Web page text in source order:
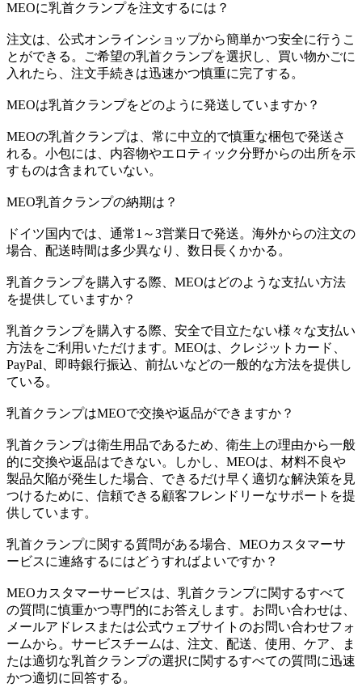
MEOに乳首クランプを注文するには？
注文は、公式オンラインショップから簡単かつ安全に行うこ
とができる。ご希望の乳首クランプを選択し、買い物かごに
入れたら、注文手続きは迅速かつ慎重に完了する。
MEOは乳首クランプをどのように発送していますか？
MEOの乳首クランプは、常に中立的で慎重な梱包で発送さ
れる。小包には、内容物やエロティック分野からの出所を示
すものは含まれていない。
MEO乳首クランプの納期は？
ドイツ国内では、通常1～3営業日で発送。海外からの注文の
場合、配送時間は多少異なり、数日長くかかる。
乳首クランプを購入する際、MEOはどのような支払い方法
を提供していますか？
乳首クランプを購入する際、安全で目立たない様々な支払い
方法をご利用いただけます。MEOは、クレジットカード、
PayPal、即時銀行振込、前払いなどの一般的な方法を提供し
ている。
乳首クランプはMEOで交換や返品ができますか？
乳首クランプは衛生用品であるため、衛生上の理由から一般
的に交換や返品はできない。しかし、MEOは、材料不良や
製品欠陥が発生した場合、できるだけ早く適切な解決策を見
つけるために、信頼できる顧客フレンドリーなサポートを提
供しています。
乳首クランプに関する質問がある場合、MEOカスタマーサ
ービスに連絡するにはどうすればよいですか？
MEOカスタマーサービスは、乳首クランプに関するすべて
の質問に慎重かつ専門的にお答えします。お問い合わせは、
メールアドレスまたは公式ウェブサイトのお問い合わせフォ
ームから。サービスチームは、注文、配送、使用、ケア、ま
たは適切な乳首クランプの選択に関するすべての質問に迅速
かつ適切に回答する。